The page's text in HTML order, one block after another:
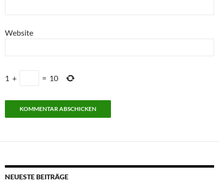
Website
1 + = 10
NEUESTE BEITRÄGE